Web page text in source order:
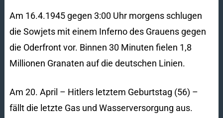
Am 16.4.1945 gegen 3:00 Uhr morgens schlugen
die Sowjets mit einem Inferno des Grauens gegen
die Oderfront vor. Binnen 30 Minuten fielen 1,8
Millionen Granaten auf die deutschen Linien.
Am 20. April – Hitlers letztem Geburtstag (56) –
fällt die letzte Gas und Wasserversorgung aus.